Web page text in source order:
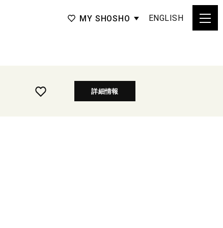
MY SHOSHO ENGLISH
詳細情報